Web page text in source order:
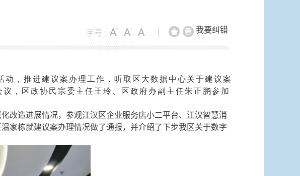
我要纠错
字号 :
，推进建议案办理工作，听取区大数据中心关于建议案
，区政协民宗委主任王玲、区政府办副主任朱正鹏参加
改造进展情况，参观江汉区企业服务店小二平台、江汉智慧消
家栋就建议案办理情况做了通报，并介绍了下步我区关于数字